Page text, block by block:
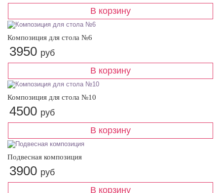
Композиция для стола №6
3950 руб
Композиция для стола №10
4500 руб
Подвесная композиция
3900 руб